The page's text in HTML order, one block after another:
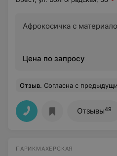
Афрокосичка с
Цена по запросу
Отзыв. Согласна с
Отзывы49
ПАРИКМАХЕРСКАЯ